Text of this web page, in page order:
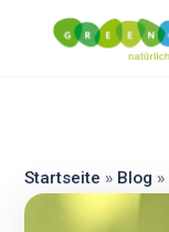
content
Startseite » Blog »